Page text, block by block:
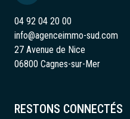
04 92 04 20 00
info@agenceimmo-sud.com
27 Avenue de Nice
06800 Cagnes-sur-Mer
RESTONS CONNECTÉS